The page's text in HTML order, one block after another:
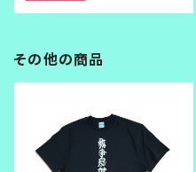
その他の商品